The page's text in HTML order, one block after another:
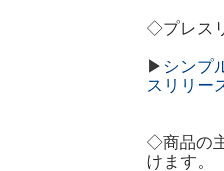
◇プレス
▶ シンプ
スリリー
◇商品の
けます。